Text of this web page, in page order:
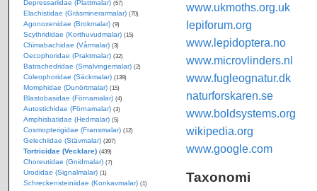
www.ukmoths.org.uk
lepiforum.org
www.lepidoptera.no
www.microvlinders.nl
www.fugleognatur.dk
naturforskaren.se
www.boldsystems.org
wikipedia.org
www.google.com
Taxonomi
Depressariidae (Plattmalar) (57)
Elachistidae (Gräsminerarmalar) (70)
Agonoxenidae (Brokmalar) (9)
Scythrididae (Korthuvudmalar) (15)
Chimabachidae (Vårmalar) (3)
Oecophoridae (Praktmalar) (32)
Batrachedridae (Smalvingemalar) (2)
Coleophoridae (Säckmalar) (139)
Momphidae (Dunörtmalar) (15)
Blastobasidae (Förnamalar) (4)
Autostichidae (Förnamalar) (3)
Amphisbatidae (Hedmalar) (5)
Cosmopterigidae (Fransmalar) (12)
Gelechiidae (Stävmalar) (207)
Tortricidae (Vecklare) (439)
Choreutidae (Gnidmalar) (7)
Urodidae (Signalmalar) (1)
Schreckensteiniidae (Konkavmalar) (1)